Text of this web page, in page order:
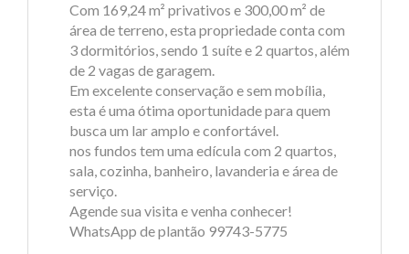
Com 169,24 m² privativos e 300,00 m² de
área de terreno, esta propriedade conta com
3 dormitórios, sendo 1 suíte e 2 quartos, além
de 2 vagas de garagem.
Em excelente conservação e sem mobília,
esta é uma ótima oportunidade para quem
busca um lar amplo e confortável.
nos fundos tem uma edícula com 2 quartos,
sala, cozinha, banheiro, lavanderia e área de
serviço.
Agende sua visita e venha conhecer!
WhatsApp de plantão 99743-5775